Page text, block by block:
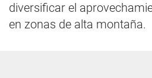
diversificar el
en zonas de alta montaña.